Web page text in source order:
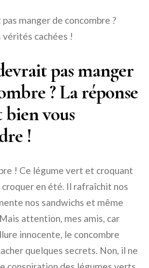
manger de concombre ?
vérités cachées !
pas manger
? La réponse
vous
!
! Ce légume vert et croquant
croquer en été. Il rafraîchit nos
nos sandwichs et même
attention, mes amis, car
innocente, le concombre
quelques secrets. Non, il ne